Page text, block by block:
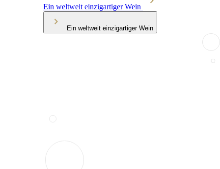
Ein weltweit einzigartiger Wein
Ein weltweit einzigartiger Wein